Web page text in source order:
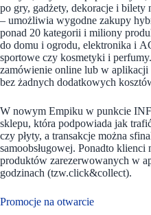
po gry, gadżety, dekoracje i bilety
– umożliwia wygodne zakupy
ponad 20 kategorii i miliony
do domu i ogrodu, elektronika i
sportowe czy kosmetyki i
zamówienie online lub w
bez żadnych dodatkowych
W nowym Empiku w punkcie
sklepu, która podpowiada jak
czy płyty, a transakcje można
samoobsługowej. Ponadto
produktów zarezerwowanych w
godzinach (tzw.click&collect).
Promocje na otwarcie